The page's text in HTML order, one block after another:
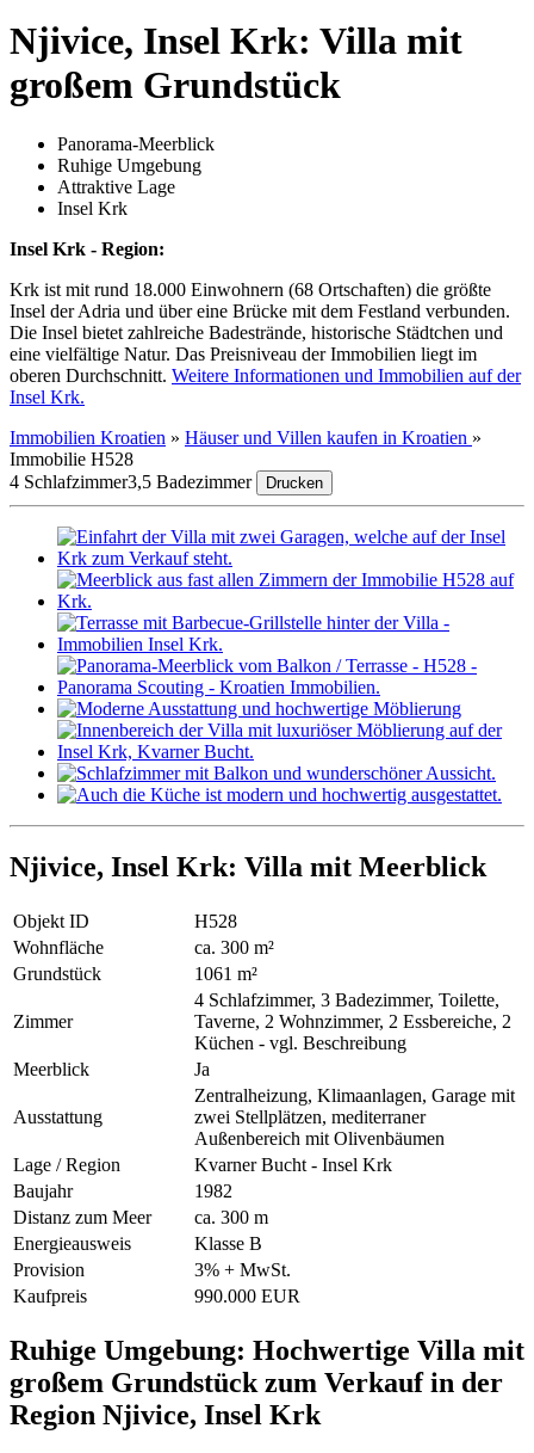
Njivice, Insel Krk: Villa mit
großem Grundstück
Panorama-Meerblick
Ruhige Umgebung
Attraktive Lage
Insel Krk
Insel Krk - Region:
Krk ist mit rund 18.000 Einwohnern (68 Ortschaften) die größte
Insel der Adria und über eine Brücke mit dem Festland verbunden.
Die Insel bietet zahlreiche Badestrände, historische Städtchen und
eine vielfältige Natur. Das Preisniveau der Immobilien liegt im
oberen Durchschnitt. Weitere Informationen und Immobilien auf der
Insel Krk.
Immobilien Kroatien » Häuser und Villen kaufen in Kroatien »
Immobilie H528
4 Schlafzimmer3,5 Badezimmer Drucken
Njivice, Insel Krk: Villa mit Meerblick
Objekt ID
H528
Wohnfläche
ca. 300 m²
Grundstück
1061 m²
Zimmer
4 Schlafzimmer, 3 Badezimmer, Toilette,
Taverne, 2 Wohnzimmer, 2 Essbereiche, 2
Küchen - vgl. Beschreibung
Meerblick
Ja
Ausstattung
Zentralheizung, Klimaanlagen, Garage mit
zwei Stellplätzen, mediterraner
Außenbereich mit Olivenbäumen
Lage / Region
Kvarner Bucht - Insel Krk
Baujahr
1982
Distanz zum Meer
ca. 300 m
Energieausweis
Klasse B
Provision
3% + MwSt.
Kaufpreis
990.000 EUR
Ruhige Umgebung: Hochwertige Villa mit
großem Grundstück zum Verkauf in der
Region Njivice, Insel Krk